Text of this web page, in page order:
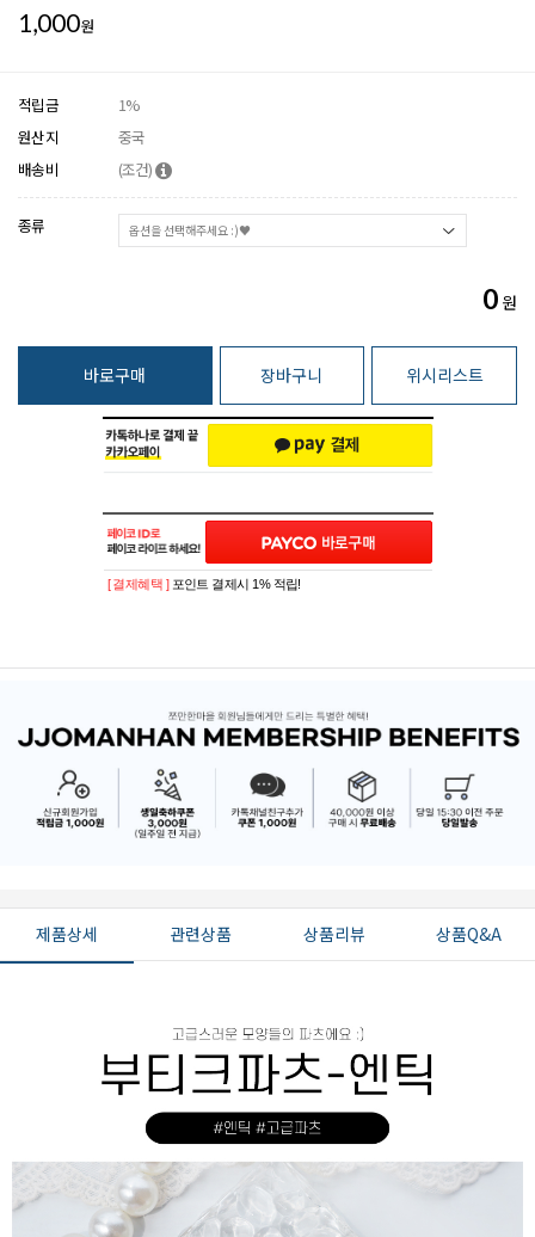
1,000원
적립금
1%
원산지
중국
배송비
(조건)
종류
0 원
바로구매 장바구니 위시리스트
페이코 ID로 페
PAYCO 바로구매
[ 결제혜택 ] 포인트 결제시 1% 적립!
제품상세 관련상품 상품리뷰 상품Q&A